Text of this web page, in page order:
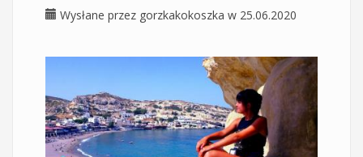
Wysłane przez gorzkakokoszka w 25.06.2020